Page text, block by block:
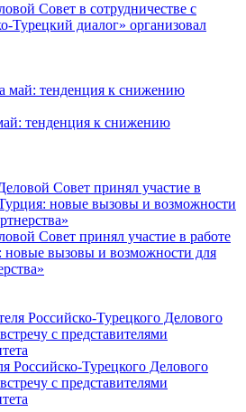
Совет в сотрудничестве с
Турецкий диалог» организовал
тенденция к снижению
Совет принял участие в работе
новые вызовы и возможности для
Российско-Турецкого Делового
с представителями